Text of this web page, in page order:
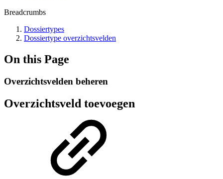
Breadcrumbs
Dossiertypes
Dossiertype overzichtsvelden
On this Page
Overzichtsvelden beheren
Overzichtsveld toevoegen